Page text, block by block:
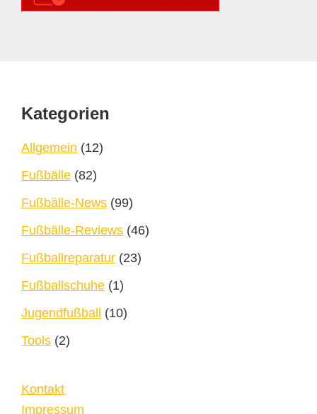
Footer
Kategorien
Allgemein (12)
Fußbälle (82)
Fußbälle-News (99)
Fußbälle-Reviews (46)
Fußballreparatur (23)
Fußballschuhe (1)
Jugendfußball (10)
Tools (2)
Kontakt
Impressum